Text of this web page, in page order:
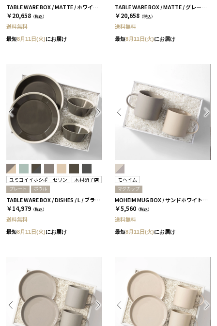
TABLE WARE BOX / MATTE / ホワイト&ホワイトシルバー
￥20,658 （税込）
送料無料
最短8月11日(火)にお届け
TABLE WARE BOX / MATTE / グレー&ホワイトシルバー
￥20,658 （税込）
送料無料
最短8月11日(火)にお届け
ユミコイイホシポーセリン 木村硝子店
プレート ボウル
TABLE WARE BOX / DISHES / L / ブラウン［イイホシユミコ×木村硝子店］
￥14,979 （税込）
送料無料
最短8月11日(火)にお届け
モヘイム
マグカップ
MOHEIM MUG BOX / サンドホワイト＆グレー［モヘイム］
￥5,560 （税込）
送料無料
最短8月11日(火)にお届け